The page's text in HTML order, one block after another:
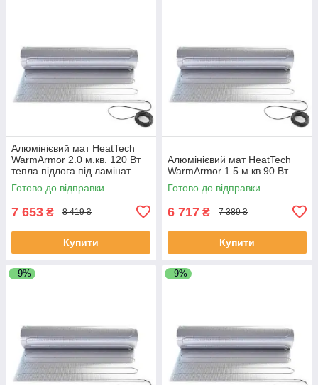
Алюмінієвий мат HeatTech
WarmArmor 2.0 м.кв. 120 Вт
тепла підлога під ламінат
лінолеум паркет без стяжки
Готово до відправки
7 653 ₴ 8 419 ₴
Купити
Алюмінієвий мат HeatTech
WarmArmor 1.5 м.кв 90 Вт
Готово до відправки
6 717 ₴ 7 389 ₴
Купити
–9% –9%